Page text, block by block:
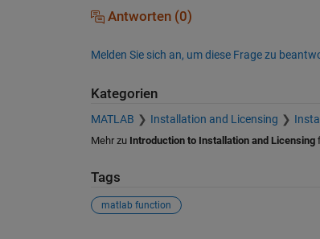
Antworten (0)
Melden Sie sich an, um diese Frage zu
Kategorien
MATLAB Installation and Licensing
Mehr zu Introduction to Installation and Licensing
Tags
matlab function